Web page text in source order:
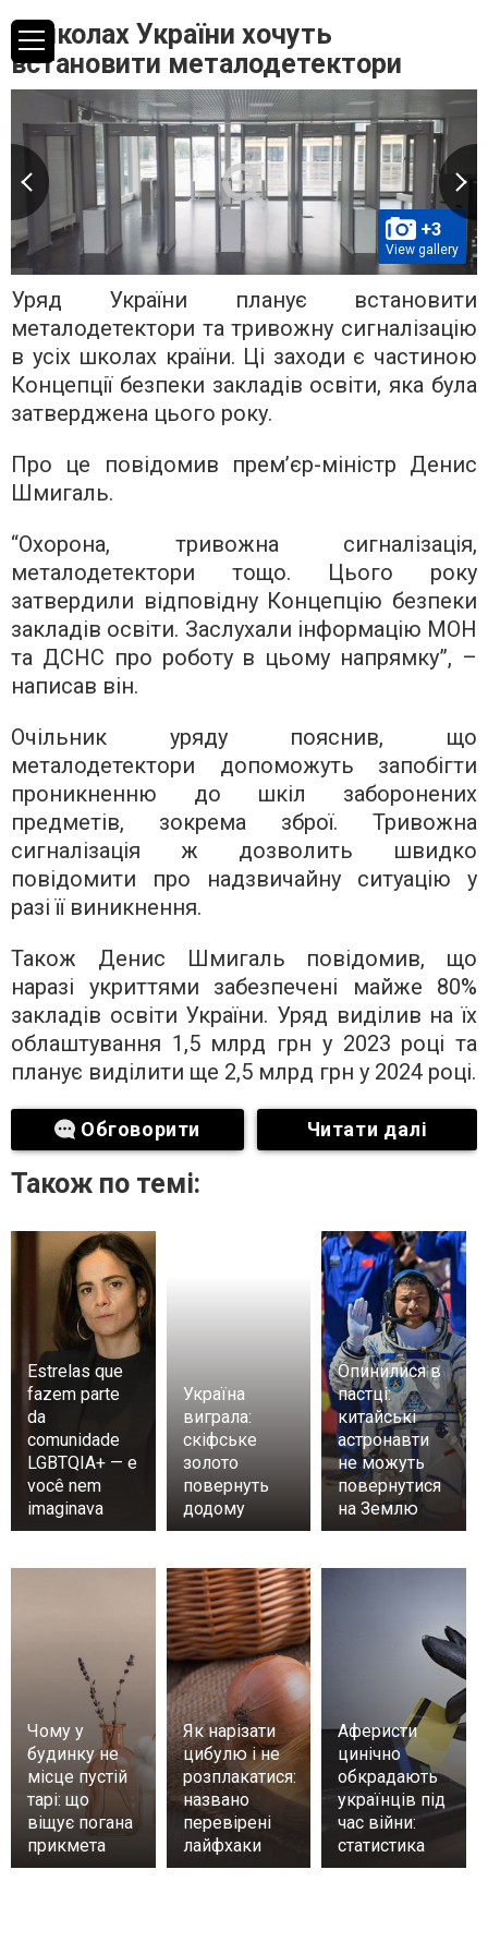
В школах України хочуть
встановити металодетектори
+3
View gallery
Уряд України планує встановити
металодетектори та тривожну сигналізацію
в усіх школах країни. Ці заходи є частиною
Концепції безпеки закладів освіти, яка була
затверджена цього року.
Про це повідомив прем’єр-міністр Денис
Шмигаль.
“Охорона, тривожна сигналізація,
металодетектори тощо. Цього року
затвердили відповідну Концепцію безпеки
закладів освіти. Заслухали інформацію МОН
та ДСНС про роботу в цьому напрямку”, –
написав він.
Очільник уряду пояснив, що
металодетектори допоможуть запобігти
проникненню до шкіл заборонених
предметів, зокрема зброї. Тривожна
сигналізація ж дозволить швидко
повідомити про надзвичайну ситуацію у
разі її виникнення.
Також Денис Шмигаль повідомив, що
наразі укриттями забезпечені майже 80%
закладів освіти України. Уряд виділив на їх
облаштування 1,5 млрд грн у 2023 році та
планує виділити ще 2,5 млрд грн у 2024 році.
Обговорити Читати далі
Також по темі:
Estrelas que
fazem parte
da
comunidade
LGBTQIA+ — e
você nem
imaginava
Україна
виграла:
скіфське
золото
повернуть
додому
Опинилися в
пастці:
китайські
астронавти
не можуть
повернутися
на Землю
Чому у
будинку не
місце пустій
тарі: що
віщує погана
прикмета
Як нарізати
цибулю і не
розплакатися:
названо
перевірені
лайфхаки
Аферисти
цинічно
обкрадають
українців під
час війни:
статистика